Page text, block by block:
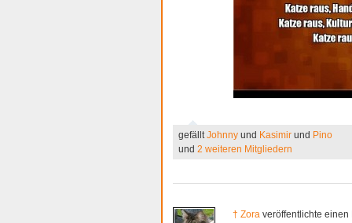
gefälltJohnny und Kasimir und Pino
und 2 weiteren Mitgliedern
† Zora veröffentlichte einen